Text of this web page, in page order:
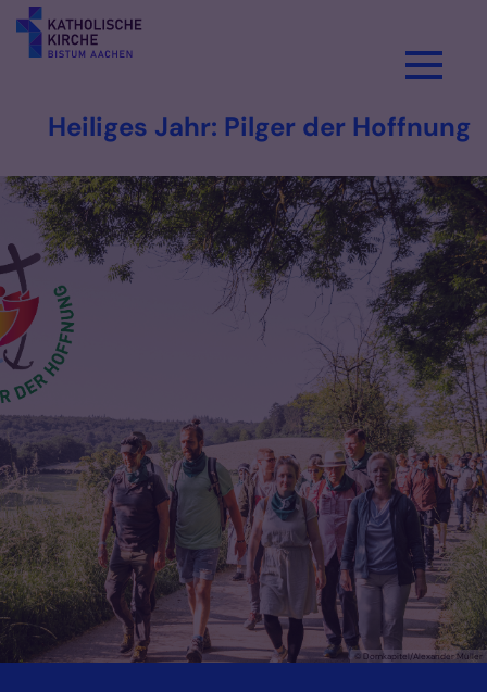
Zum Inhalt springen
Heiliges Jahr: Pilger der Hoffnung
© Domkapitel/Alexander Müller